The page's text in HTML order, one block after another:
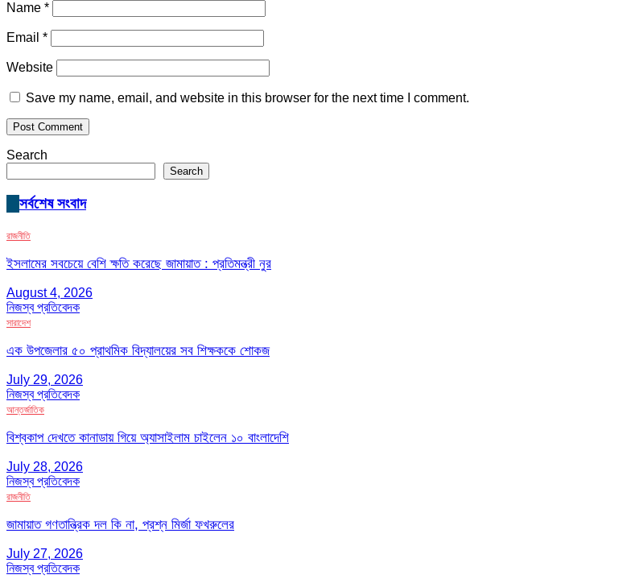
Name *
Email *
Website
Save my name, email, and website in this browser for the next time I comment.
Search
Search
সর্বশেষ সংবাদ
রাজনীতি
ইসলামের সবচেয়ে বেশি ক্ষতি করেছে জামায়াত : প্রতিমন্ত্রী নুর
August 4, 2026
নিজস্ব প্রতিবেদক
সারাদেশ
এক উপজেলার ৫০ প্রাথমিক বিদ্যালয়ের সব শিক্ষককে শোকজ
July 29, 2026
নিজস্ব প্রতিবেদক
আন্তর্জাতিক
বিশ্বকাপ দেখতে কানাডায় গিয়ে অ্যাসাইলাম চাইলেন ১০ বাংলাদেশি
July 28, 2026
নিজস্ব প্রতিবেদক
রাজনীতি
জামায়াত গণতান্ত্রিক দল কি না, প্রশ্ন মির্জা ফখরুলের
July 27, 2026
নিজস্ব প্রতিবেদক